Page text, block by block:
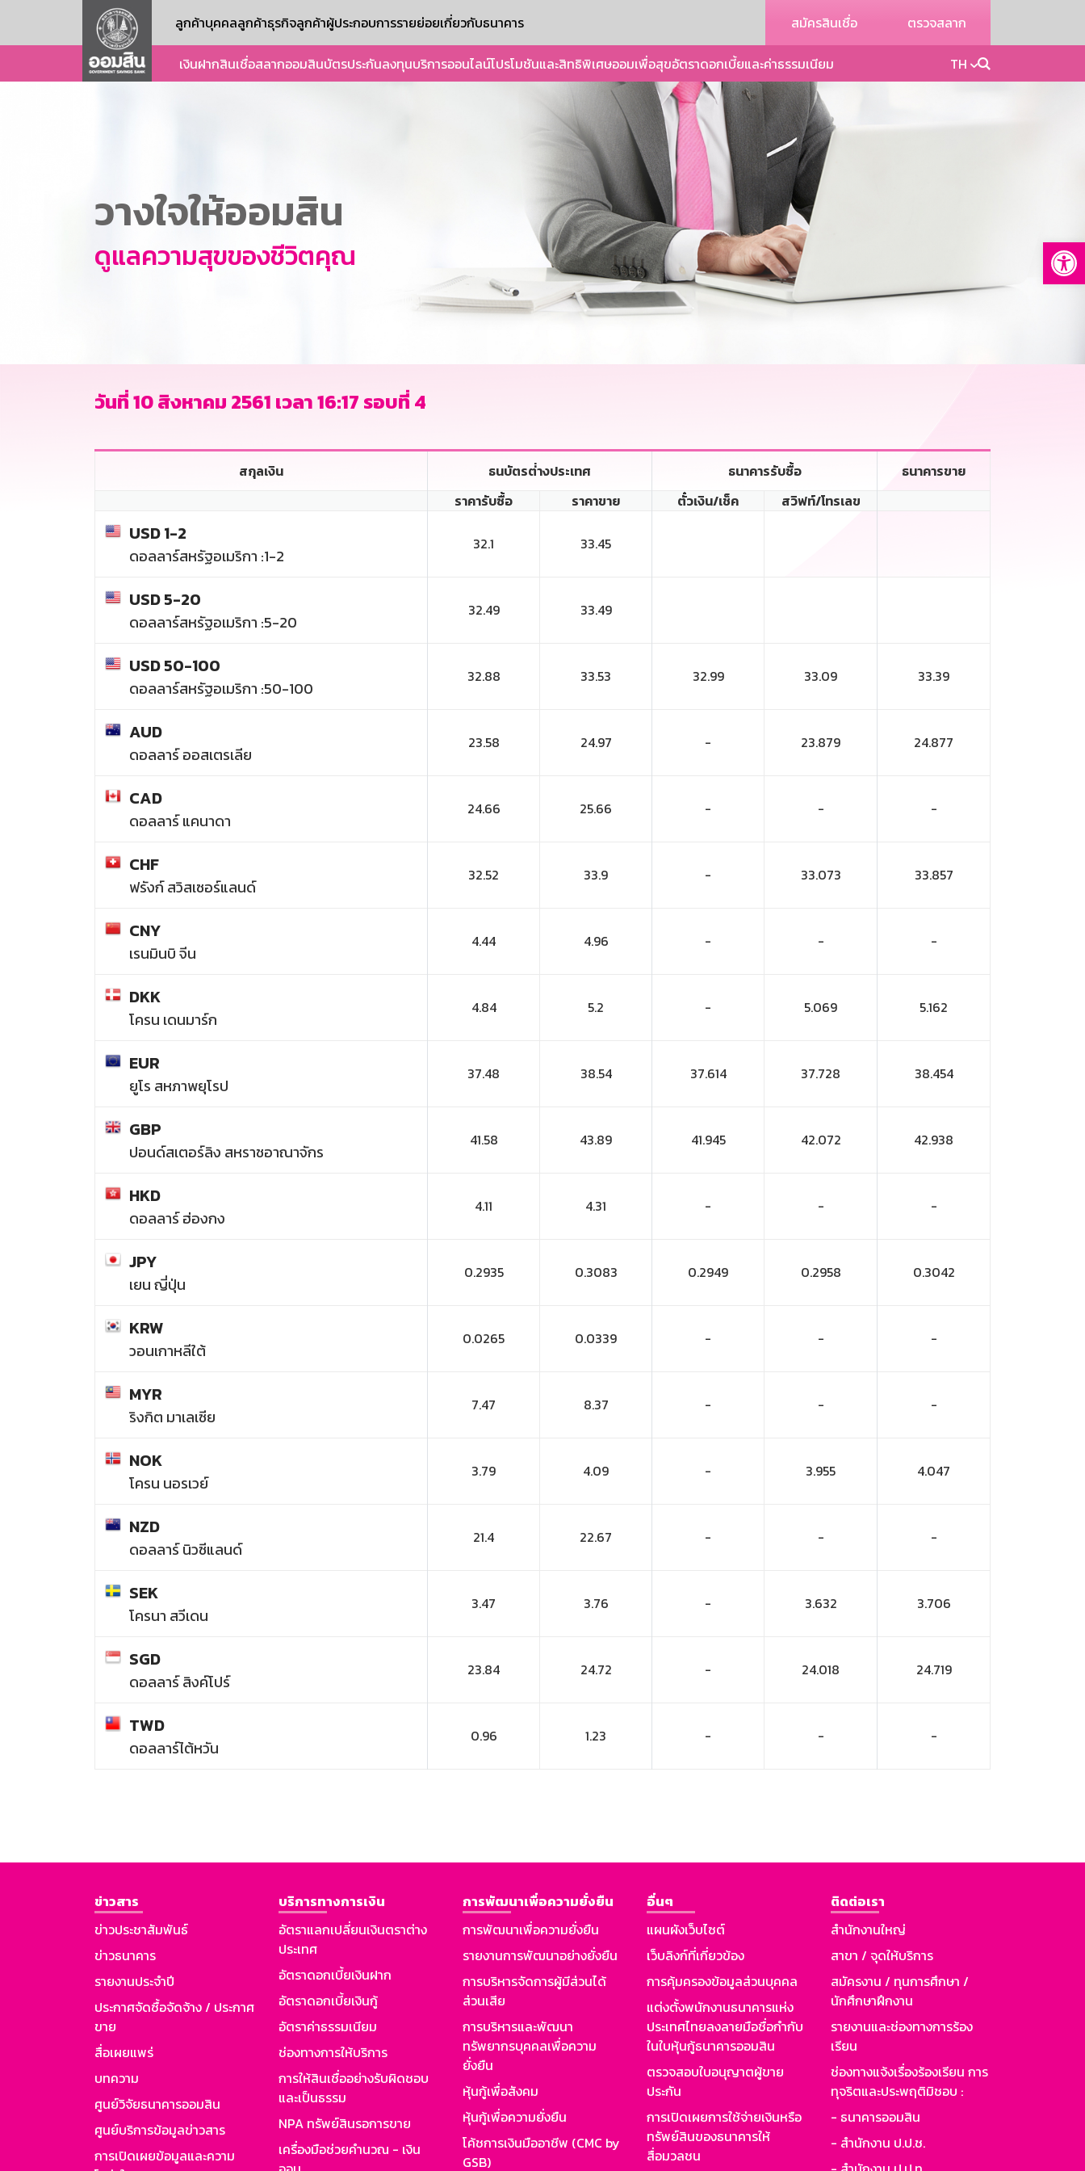
ลูกค้าบุคคลลูกค้าธุรกิจลูกค้าผู้ประกอบการรายย่อยเกี่ยวกับธนาคาร สมัครสินเชื่อ ตรวจสลาก
เงินฝากสินเชื่อสลากออมสินบัตรประกันลงทุนบริการออนไลน์โปรโมชันและสิทธิพิเศษออมเพื่อสุขอัตราดอกเบี้ยและค่าธรรมเนียม TH
วางใจให้ออมสิน
ดูแลความสุขของชีวิตคุณ
วันที่ 10 สิงหาคม 2561 เวลา 16:17 รอบที่ 4
สกุลเงิน ธนบัตรต่่างประเทศ ธนาคารรับซื้อ
ธนาคารขาย
ราคารับซื้อ
ราคาขาย ตั๋วเงิน/เช็ค สวิฟท์/โทรเลข
USD 1-2
ดอลลาร์สหรัฐอเมริกา :1-2
32.1 33.45
USD 5-20
ดอลลาร์สหรัฐอเมริกา :5-20
32.49 33.49
USD 50-100
ดอลลาร์สหรัฐอเมริกา :50-100
32.88 33.53 32.99 33.09 33.39
AUD
ดอลลาร์ ออสเตรเลีย
23.58 24.97 - 23.879 24.877
CAD
ดอลลาร์ แคนาดา
24.66 25.66 - - -
CHF
ฟรังก์ สวิสเซอร์แลนด์
32.52 33.9 - 33.073 33.857
CNY
เรนมินบิ จีน
4.44 4.96 - - -
DKK
โครน เดนมาร์ก
4.84 5.2 - 5.069 5.162
EUR
ยูโร สหภาพยุโรป
37.48 38.54 37.614 37.728 38.454
GBP
ปอนด์สเตอร์ลิง สหราชอาณาจักร
41.58 43.89 41.945 42.072 42.938
HKD
ดอลลาร์ ฮ่องกง
4.11 4.31 - - -
JPY
เยน ญี่ปุ่น
0.2935 0.3083 0.2949 0.2958 0.3042
KRW
วอนเกาหลีใต้
0.0265 0.0339 - - -
MYR
ริงกิต มาเลเซีย
7.47 8.37 - - -
NOK
โครน นอรเวย์
3.79 4.09 - 3.955 4.047
NZD
ดอลลาร์ นิวซีแลนด์
21.4 22.67 - - -
SEK
โครนา สวีเดน
3.47 3.76 - 3.632 3.706
SGD
ดอลลาร์ สิงค์โปร์
23.84 24.72 - 24.018 24.719
TWD
ดอลลาร์ไต้หวัน
0.96 1.23 - - -
ข่าวสาร
ข่าวประชาสัมพันธ์
ข่าวธนาคาร
รายงานประจำปี
ประกาศจัดซื้อจัดจ้าง / ประกาศ
ขาย
สื่อเผยแพร่
บทความ
ศูนย์วิจัยธนาคารออมสิน
ศูนย์บริการข้อมูลข่าวสาร
การเปิดเผยข้อมูลและความ
บริการทางการเงิน
อัตราแลกเปลี่ยนเงินตราต่าง
ประเทศ
อัตราดอกเบี้ยเงินฝาก
อัตราดอกเบี้ยเงินกู้
อัตราค่าธรรมเนียม
ช่องทางการให้บริการ
การให้สินเชื่ออย่างรับผิดชอบ
และเป็นธรรม
NPA ทรัพย์สินรอการขาย
เครื่องมือช่วยคำนวณ - เงิน
การพัฒนาเพื่อความยั่งยืน
การพัฒนาเพื่อความยั่งยืน
รายงานการพัฒนาอย่างยั่งยืน
การบริหารจัดการผู้มีส่วนได้
ส่วนเสีย
การบริหารและพัฒนา
ทรัพยากรบุคคลเพื่อความ
ยั่งยืน
หุ้นกู้เพื่อสังคม
หุ้นกู้เพื่อความยั่งยืน
โค้ชการเงินมืออาชีพ (CMC by
GSB)
อื่นๆ
แผนผังเว็บไซต์
เว็บลิงก์ที่เกี่ยวข้อง
การคุ้มครองข้อมูลส่วนบุคคล
แต่งตั้งพนักงานธนาคารแห่ง
ประเทศไทยลงลายมือชื่อกำกับ
ในใบหุ้นกู้ธนาคารออมสิน
ตรวจสอบใบอนุญาตผู้ขาย
ประกัน
การเปิดเผยการใช้จ่ายเงินหรือ
ทรัพย์สินของธนาคารให้
สื่อมวลชน
ติดต่อเรา
สำนักงานใหญ่
สาขา / จุดให้บริการ
สมัครงาน / ทุนการศึกษา /
นักศึกษาฝึกงาน
รายงานและช่องทางการร้อง
เรียน
ช่องทางแจ้งเรื่องร้องเรียน การ
ทุจริตและประพฤติมิชอบ :
- ธนาคารออมสิน
- สำนักงาน ป.ป.ช.